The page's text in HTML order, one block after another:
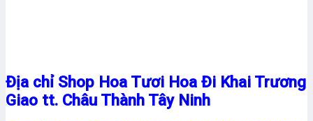
Địa chỉ Shop Hoa Tươi Hoa Đi Khai Trương
Giao tt. Châu Thành Tây Ninh